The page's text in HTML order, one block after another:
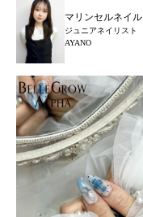
マリンセルネイル
ジュニアネイリスト
AYANO